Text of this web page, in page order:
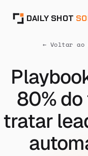
DAILY SHOT
← Voltar ao
80%
tratar